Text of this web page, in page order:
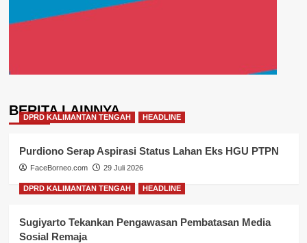
BERITA LAINNYA
DPRD KALIMANTAN TENGAH HEADLINE
Purdiono Serap Aspirasi Status Lahan Eks HGU PTPN
FaceBorneo.com 29 Juli 2026
DPRD KALIMANTAN TENGAH HEADLINE
Sugiyarto Tekankan Pengawasan Pembatasan Media
Sosial Remaja